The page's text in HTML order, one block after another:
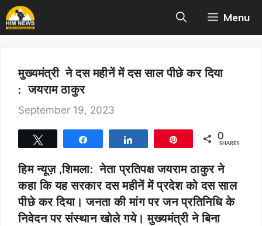
Skip
to
content
Menu
मुख्यमंत्री ने दस महीनें में दस साल पीछे कर दिया
: जयराम ठाकुर
September 19, 2023
0
SHARES
हिम न्यूज़ ,शिमला: नेता प्रतिपक्ष जयराम ठाकुर ने
कहा कि यह सरकार दस महीनें में प्रदेश को दस साल
पीछे कर दिया। जनता की मांग पर जन प्रतिनिधि के
निवेदन पर संस्थान खोले गये। मुख्यमंत्री ने बिना